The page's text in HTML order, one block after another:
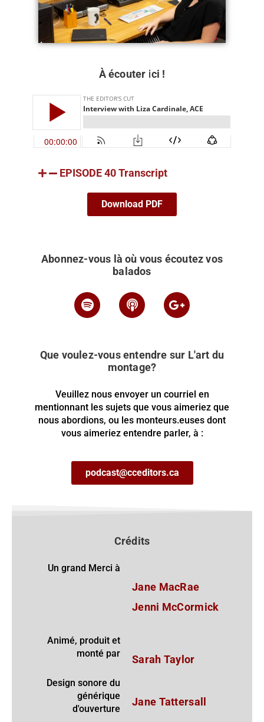
À écouter ici !
EPISODE 40 Transcript
Download PDF
Abonnez-vous là où vous écoutez vos
balados
Que voulez-vous entendre sur L'art du
montage?
Veuillez nous envoyer un courriel en
mentionnant les sujets que vous aimeriez que
nous abordions, ou les monteurs.euses dont
vous aimeriez entendre parler, à :
podcast@cceditors.ca
Crédits
Un grand Merci à
Jane MacRae
Jenni McCormick
Animé, produit et
monté par
Sarah Taylor
Design sonore du
générique
d'ouverture
Jane Tattersall